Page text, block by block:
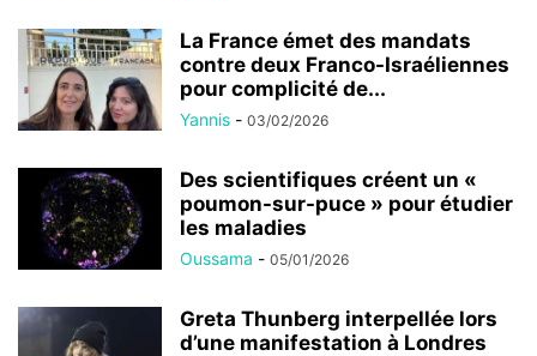
La France émet des mandats
contre deux Franco-Israéliennes
pour complicité de...
Yannis - 03/02/2026
Des scientifiques créent un «
poumon-sur-puce » pour étudier
les maladies
Oussama - 05/01/2026
Greta Thunberg interpellée lors
d’une manifestation à Londres